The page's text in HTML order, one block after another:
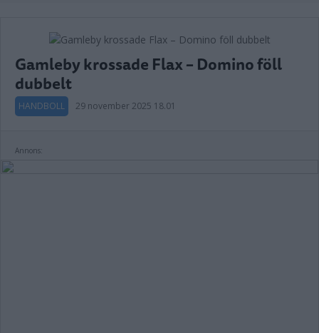
Gamleby krossade Flax – Domino föll
dubbelt
HANDBOLL 29 november 2025 18.01
Annons: